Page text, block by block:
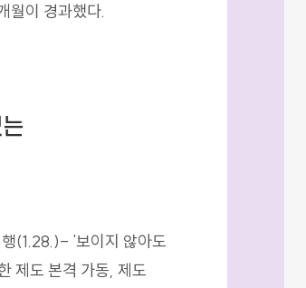
월이 경과했다.
새창열림
행(1.28.)- '보이지 않아도
제도 본격 가동, 제도